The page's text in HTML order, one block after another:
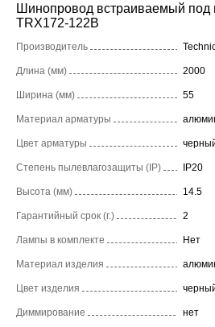
Шинопровод встраиваемый под
TRX172-122B
Производитель
Длина (мм) 2000
Ширина (мм) 55
Материал арматуры
Цвет арматуры
Степень пылевлагозащиты (IP) IP20
Высота (мм) 14.5
Гарантийный срок (г.) 2
Лампы в комплекте Нет
Материал изделия
Цвет изделия
Диммирование нет